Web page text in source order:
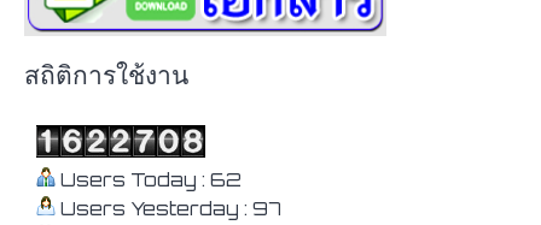
สถิติการใช้งาน
Users Today : 62
Users Yesterday : 97